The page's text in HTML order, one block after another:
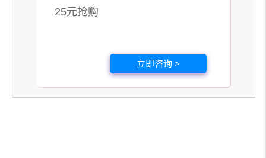
25元抢购
立即咨询 >